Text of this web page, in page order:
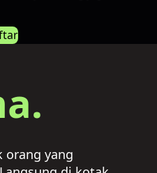
orang yang